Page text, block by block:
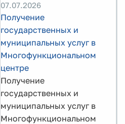
07.07.2026
Получение
государственных и
муниципальных услуг в
Многофункциональном
центре
Получение
государственных и
муниципальных услуг в
Многофункциональном